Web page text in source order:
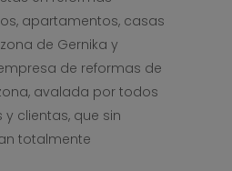
apartamentos, casas
de Gernika y
de reformas de
avalada por todos
clientas, que sin
totalmente